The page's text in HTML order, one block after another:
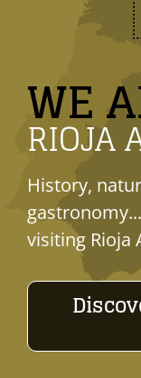
WE
RIOJA
History,
visiting Rioja